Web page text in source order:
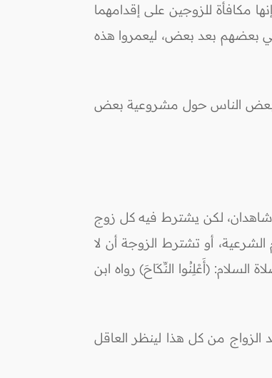
مكافأة للزوجين على إقدامهما
جَاعِلٌ فِي الأَرْضِ خَلِيفَةً) البقرة/30، أي نوعاً من الخلق يأتي بعضهم بعد بعض، ليعمروا هذه
بعض الناس حول مشروعية بعض
لكن يشترط فيه كل زوج
أو تشترط الزوجة أن لا
(أَعْلِنُوا النِّكَاحَ) رواه ابن
الزواج من كل هذا لينظر العاقل